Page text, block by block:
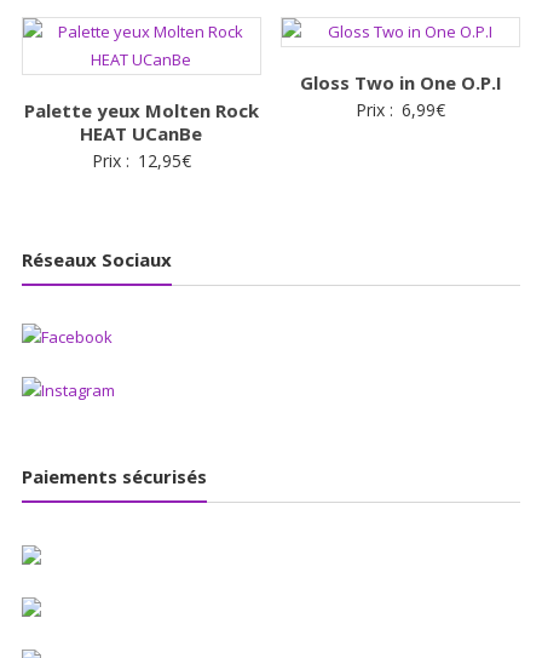
était :
17,00€.
est :
Palette yeux Molten Rock
HEAT UCanBe
Prix : 12,95€
Gloss Two in One O.P.I
Prix : 6,99€
Réseaux Sociaux
Paiements sécurisés